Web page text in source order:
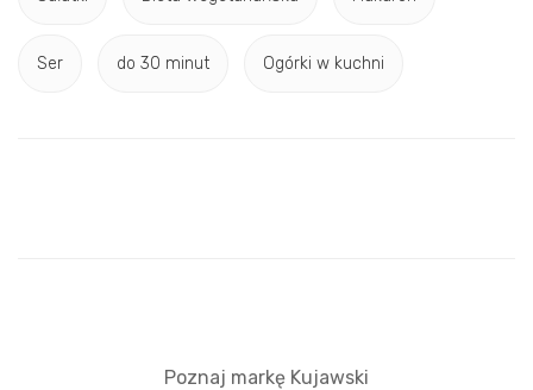
Ser do 30 minut Ogórki w kuchni
Poznaj markę Kujawski